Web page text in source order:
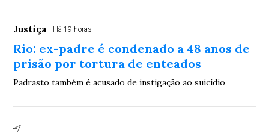
Justiça Há 19 horas
Rio: ex-padre é condenado a 48 anos de
prisão por tortura de enteados
Padrasto também é acusado de instigação ao suicídio